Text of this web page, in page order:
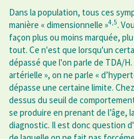
Dans la population, tous ces
manière « dimensionnelle »4,5.
façon plus ou moins marquée,
tout. Ce n'est que lorsqu'un
dépassé que l'on parle de TDA/
artérielle », on ne parle «
dépasse une certaine limite.
dessus du seuil de
se produire en prenant de l’âge,
diagnostic. Il est donc question